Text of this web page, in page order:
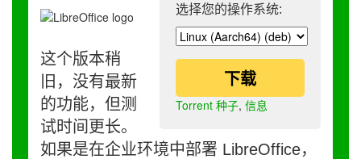
选择您的操作系统:
下载
Torrent 种子, 信息
这个版本稍
旧，没有最新
的功能，但测
试时间更长。
如果是在企业环境中部署 LibreOffice，